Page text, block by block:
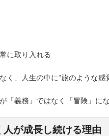
に取り入れる
く、人生の中に“旅のような
「義務」ではなく「冒険」に
が成長し続ける理由